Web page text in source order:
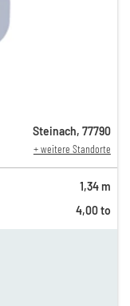
Steinach, 77790
+ weitere Standorte
1,34 m
4,00 to